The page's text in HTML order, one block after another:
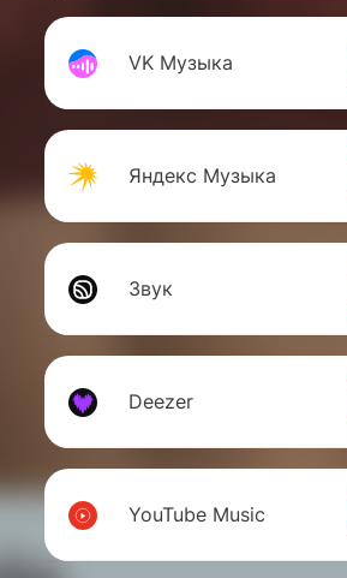
VK Музыка
Яндекс Музыка
Звук
Deezer
YouTube Music